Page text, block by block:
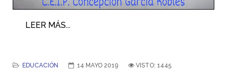
LEER MÁS...
EDUCACIÓN 14 MAYO 2019 VISTO: 1445